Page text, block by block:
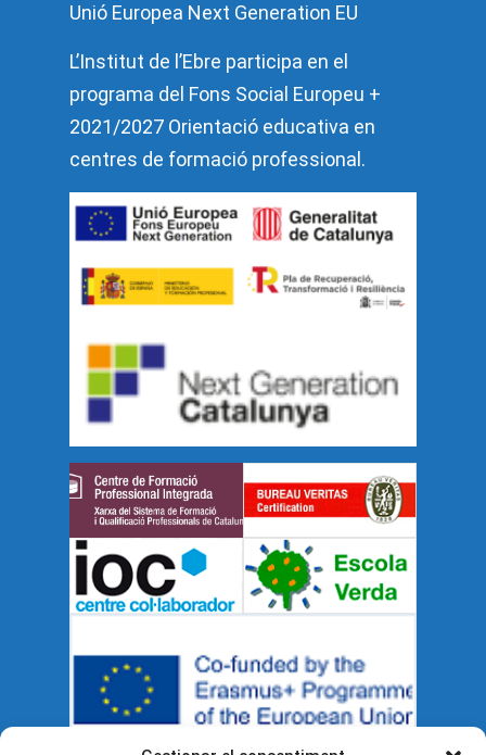
Unió Europea Next Generation EU
L’Institut de l’Ebre participa en el
programa del Fons Social Europeu +
2021/2027 Orientació educativa en
centres de formació professional.